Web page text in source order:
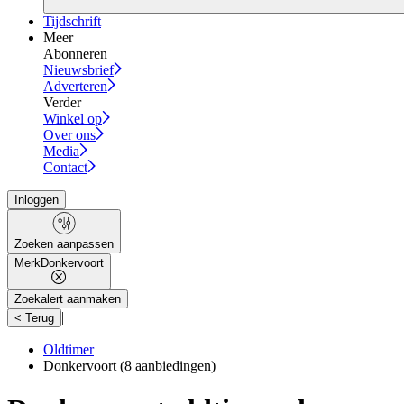
Tijdschrift
Meer
Abonneren
Nieuwsbrief
Adverteren
Verder
Winkel op
Over ons
Media
Contact
Inloggen
Zoeken aanpassen
MerkDonkervoort
Zoekalert aanmaken
< Terug |
Oldtimer
Donkervoort (8 aanbiedingen)